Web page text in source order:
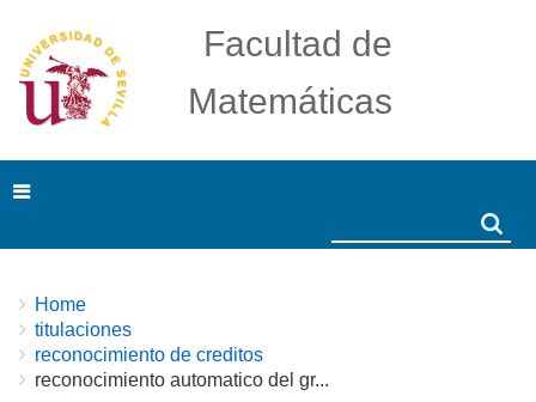
Facultad de
Matemáticas
Breadcrumbs
You
are
here:
Home
titulaciones
reconocimiento de creditos
reconocimiento automatico del gr...